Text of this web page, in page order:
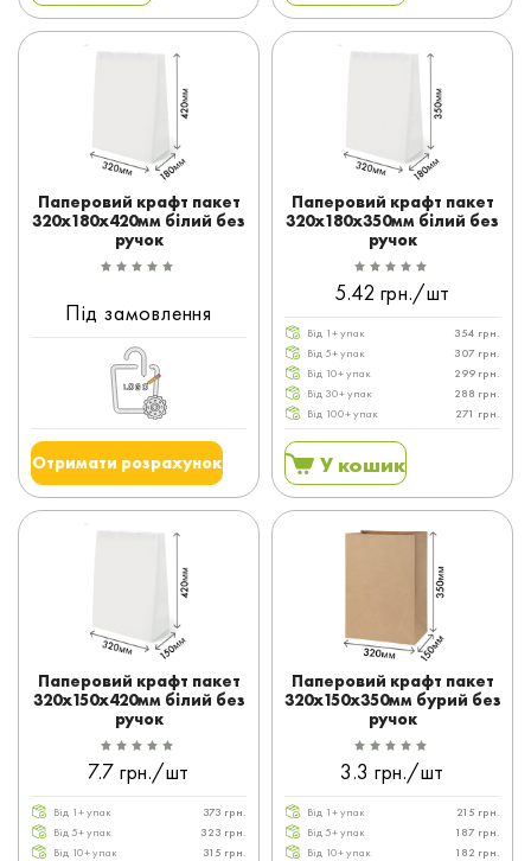
Паперовий крафт пакет
320x180x420мм білий без
ручок
Під замовлення
Отримати розрахунок
Паперовий крафт пакет
320x180x350мм білий без
ручок
5.42 грн./шт
Від 1+ упак
354 грн.
Від 5+ упак
307 грн.
Від 10+ упак
299 грн.
Від 30+ упак
288 грн.
Від 100+ упак
271 грн.
У кошик
Паперовий крафт пакет
320x150x420мм білий без
ручок
7.7 грн./шт
Від 1+ упак
373 грн.
Від 5+ упак
323 грн.
Від 10+ упак
315 грн.
Паперовий крафт пакет
320x150x350мм бурий без
ручок
3.3 грн./шт
Від 1+ упак
215 грн.
Від 5+ упак
187 грн.
Від 10+ упак
182 грн.